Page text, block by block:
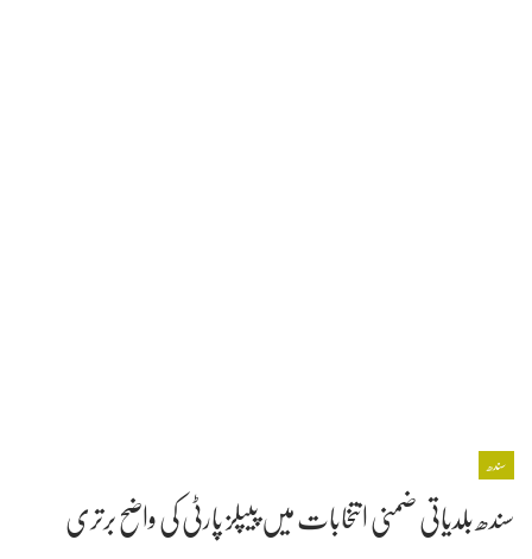
سندھ
سندھ بلدیاتی ضمنی انتخابات میں پیپلز پارٹی کی واضح برتری